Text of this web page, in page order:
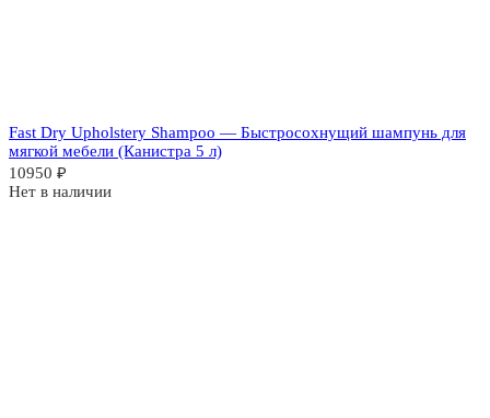
Fast Dry Upholstery Shampoo — Быстросохнущий шампунь для
мягкой мебели (Канистра 5 л)
10950 ₽
Нет в наличии